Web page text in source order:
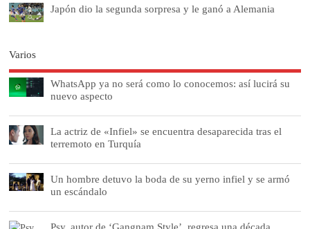
Japón dio la segunda sorpresa y le ganó a Alemania
Varios
WhatsApp ya no será como lo conocemos: así lucirá su
nuevo aspecto
La actriz de «Infiel» se encuentra desaparecida tras el
terremoto en Turquía
Un hombre detuvo la boda de su yerno infiel y se armó
un escándalo